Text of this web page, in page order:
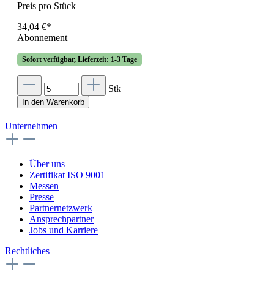
Preis pro Stück
34,04 €*
Abonnement
Sofort verfügbar, Lieferzeit: 1-3 Tage
Stk
In den Warenkorb
Unternehmen
Über uns
Zertifikat ISO 9001
Messen
Presse
Partnernetzwerk
Ansprechpartner
Jobs und Karriere
Rechtliches